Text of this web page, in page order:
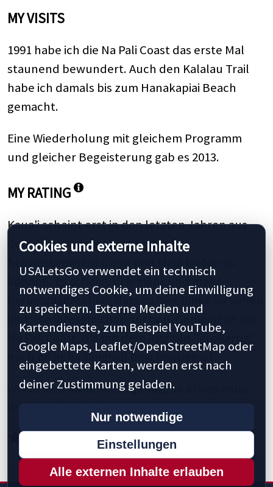
MY VISITS
1991 habe ich die Na Pali Coast das erste Mal
staunend bewundert. Auch den Kalalau Trail
habe ich damals bis zum Hanakapiai Beach
gemacht.
Eine Wiederholung mit gleichem Programm
und gleicher Begeisterung gab es 2013.
MY RATING
Kaua'i scheint erst in den letzten Jahren aus
dem Schatten der berühmteren
Schwesterinseln Oahu und Maui treten zu
können. Es scheint sich mehr und mehr
herumzusprechen, dass es hier Dinge zu sehen
gibt, die ihresgleichen suchen. Gemeint ist die
Na Pali Coast, die mit dem Attribut "großartig"
noch nicht hinlänglich beschrieben ist.
Worte sind dafür nicht genug, so etwas muss
man gesehen haben.
Cookies und externe Inhalte
USALetsGo verwendet ein technisch
notwendiges Cookie, um deine Einwilligung
zu speichern. Externe Medien und
Kartendienste, zum Beispiel YouTube,
Google Maps, Leaflet/OpenStreetMap oder
eingebettete Karten, werden erst nach
deiner Zustimmung geladen.
Nur notwendige
Einstellungen
Alle externen Inhalte erlauben